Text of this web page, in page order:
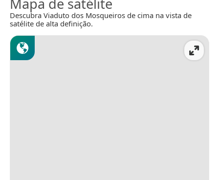
Descubra Viaduto dos Mosqueiros de cima na vista de
satélite de alta definição.